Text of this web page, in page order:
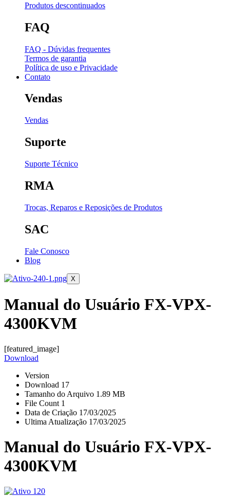
Produtos descontinuados
FAQ
FAQ - Dúvidas frequentes
Termos de garantia
Política de uso e Privacidade
Contato
Vendas
Vendas
Suporte
Suporte Técnico
RMA
Trocas, Reparos e Reposições de Produtos
SAC
Fale Conosco
Blog
X
Manual do Usuário FX-VPX-
4300KVM
[featured_image]
Download
Version
Download 17
Tamanho do Arquivo 1.89 MB
File Count 1
Data de Criação 17/03/2025
Ultima Atualização 17/03/2025
Manual do Usuário FX-VPX-
4300KVM